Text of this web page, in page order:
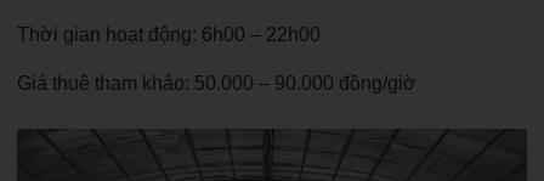
Thời gian hoạt động: 6h00 – 22h00
Giá thuê tham khảo: 50.000 – 90.000 đồng/giờ